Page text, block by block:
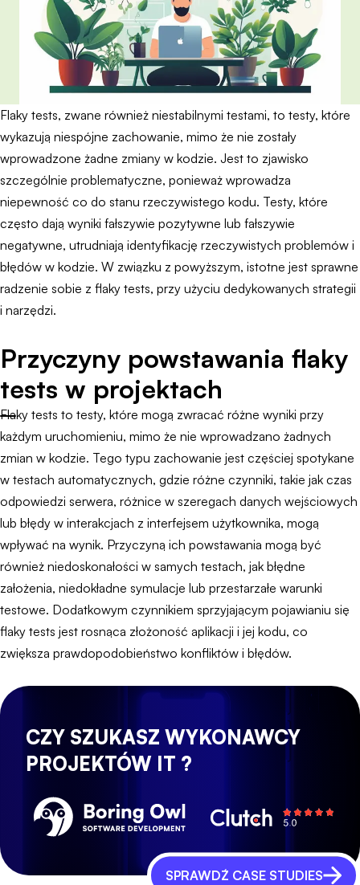
Flaky tests, zwane również niestabilnymi testami, to testy, które
wykazują niespójne zachowanie, mimo że nie zostały
wprowadzone żadne zmiany w kodzie. Jest to zjawisko
szczególnie problematyczne, ponieważ wprowadza
niepewność co do stanu rzeczywistego kodu. Testy, które
często dają wyniki fałszywie pozytywne lub fałszywie
negatywne, utrudniają identyfikację rzeczywistych problemów i
błędów w kodzie. W związku z powyższym, istotne jest sprawne
radzenie sobie z flaky tests, przy użyciu dedykowanych strategii
i narzędzi.
Przyczyny powstawania flaky
tests w projektach
Flaky tests to testy, które mogą zwracać różne wyniki przy
każdym uruchomieniu, mimo że nie wprowadzano żadnych
zmian w kodzie. Tego typu zachowanie jest częściej spotykane
w testach automatycznych, gdzie różne czynniki, takie jak czas
odpowiedzi serwera, różnice w szeregach danych wejściowych
lub błędy w interakcjach z interfejsem użytkownika, mogą
wpływać na wynik. Przyczyną ich powstawania mogą być
również niedoskonałości w samych testach, jak błędne
założenia, niedokładne symulacje lub przestarzałe warunki
testowe. Dodatkowym czynnikiem sprzyjającym pojawianiu się
flaky tests jest rosnąca złożoność aplikacji i jej kodu, co
zwiększa prawdopodobieństwo konfliktów i błędów.
CZY SZUKASZ WYKONAWCY
PROJEKTÓW IT ?
SPRAWDŹ CASE STUDIES